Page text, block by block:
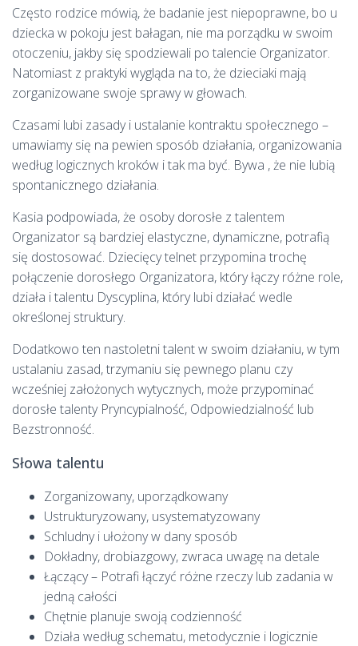
Często rodzice mówią, że badanie jest niepoprawne, bo u
dziecka w pokoju jest bałagan, nie ma porządku w swoim
otoczeniu, jakby się spodziewali po talencie Organizator.
Natomiast z praktyki wygląda na to, że dzieciaki mają
zorganizowane swoje sprawy w głowach.
Czasami lubi zasady i ustalanie kontraktu społecznego –
umawiamy się na pewien sposób działania, organizowania
według logicznych kroków i tak ma być. Bywa , że nie lubią
spontanicznego działania.
Kasia podpowiada, że osoby dorosłe z talentem
Organizator są bardziej elastyczne, dynamiczne, potrafią
się dostosować. Dziecięcy telnet przypomina trochę
połączenie dorosłego Organizatora, który łączy różne role,
działa i talentu Dyscyplina, który lubi działać wedle
określonej struktury.
Dodatkowo ten nastoletni talent w swoim działaniu, w tym
ustalaniu zasad, trzymaniu się pewnego planu czy
wcześniej założonych wytycznych, może przypominać
dorosłe talenty Pryncypialność, Odpowiedzialność lub
Bezstronność.
Słowa talentu
Zorganizowany, uporządkowany
Ustrukturyzowany, usystematyzowany
Schludny i ułożony w dany sposób
Dokładny, drobiazgowy, zwraca uwagę na detale
Łączący – Potrafi łączyć różne rzeczy lub zadania w
jedną całości
Chętnie planuje swoją codzienność
Działa według schematu, metodycznie i logicznie